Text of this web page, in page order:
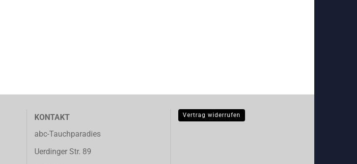
KONTAKT
abc-Tauchparadies
Uerdinger Str. 89
Vertrag widerrufen